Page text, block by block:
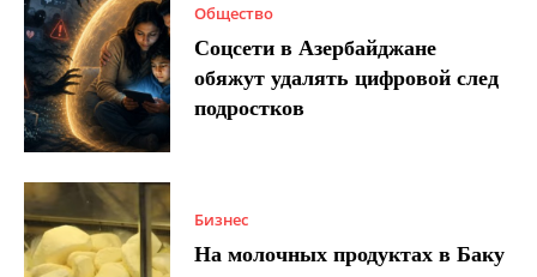
Общество
Соцсети в Азербайджане
обяжут удалять цифровой след
подростков
Бизнес
На молочных продуктах в Баку